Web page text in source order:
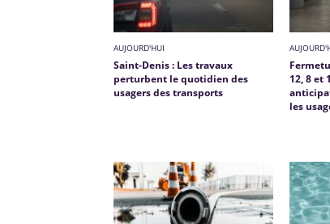
AUJOURD'HUI
Saint-Denis : Les travaux
perturbent le quotidien des
usagers des transports
12, 8 et
les